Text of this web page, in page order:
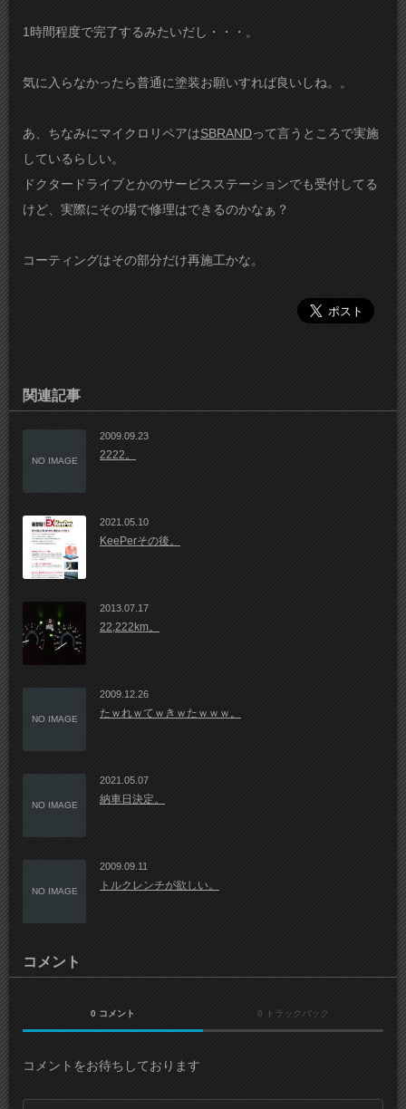
1時間程度で完了するみたいだし・・・。
気に入らなかったら普通に塗装お願いすれば良いしね。。
あ、ちなみにマイクロリペアはSBRANDって言うところで実施
しているらしい。
ドクタードライブとかのサービスステーションでも受付してる
けど、実際にその場で修理はできるのかなぁ？
コーティングはその部分だけ再施工かな。
関連記事
NO IMAGE
2009.09.23
2222。
2021.05.10
KeePerその後。
2013.07.17
22,222km。
NO IMAGE
2009.12.26
たｗれｗてｗきｗたｗｗｗ。
NO IMAGE
2021.05.07
納車日決定。
NO IMAGE
2009.09.11
トルクレンチが欲しい。
コメント
0 コメント 0 トラックバック
コメントをお待ちしております